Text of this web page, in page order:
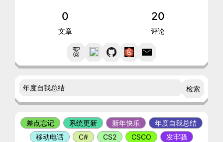
0
文章
20
评论
检索
差点忘记 系统更新 新年快乐
年度自我总结
移动电话
C# CS2 CSCO
发牢骚